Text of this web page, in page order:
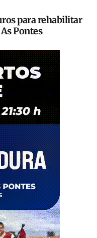
para rehabilitar
Pontes